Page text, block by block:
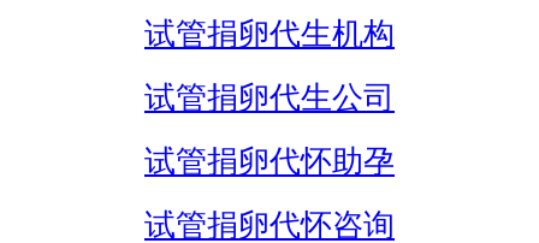
试管捐卵代生机构
试管捐卵代生公司
试管捐卵代怀助孕
试管捐卵代怀咨询